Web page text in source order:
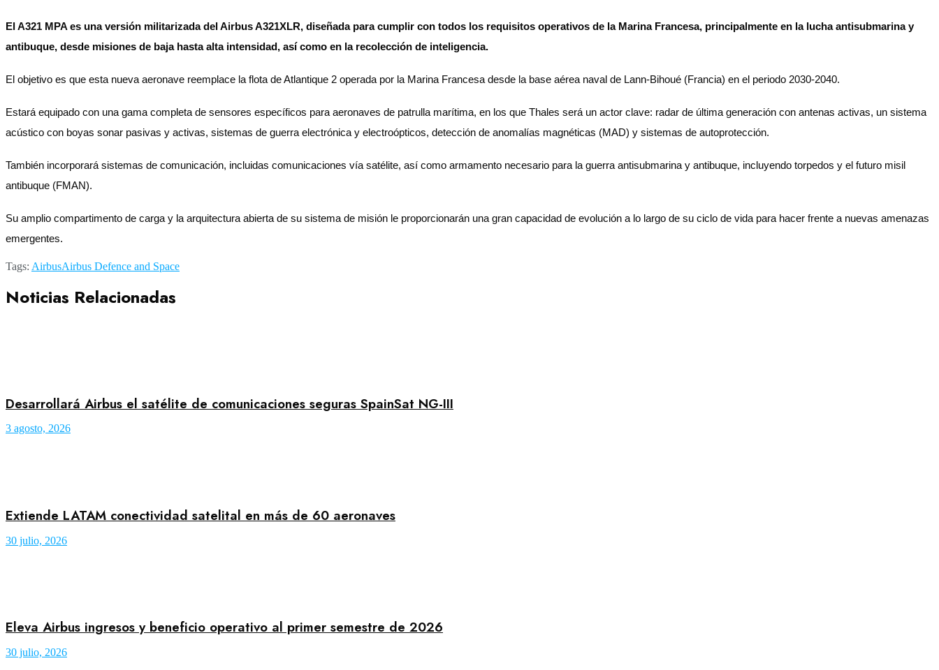
El A321 MPA es una versión militarizada del Airbus A321XLR, diseñada para cumplir con todos los requisitos operativos de la Marina Francesa, principalmente en la lucha antisubmarina y
antibuque, desde misiones de baja hasta alta intensidad, así como en la recolección de inteligencia.
El objetivo es que esta nueva aeronave reemplace la flota de Atlantique 2 operada por la Marina Francesa desde la base aérea naval de Lann-Bihoué (Francia) en el periodo 2030-2040.
Estará equipado con una gama completa de sensores específicos para aeronaves de patrulla marítima, en los que Thales será un actor clave: radar de última generación con antenas activas, un sistema
acústico con boyas sonar pasivas y activas, sistemas de guerra electrónica y electroópticos, detección de anomalías magnéticas (MAD) y sistemas de autoprotección.
También incorporará sistemas de comunicación, incluidas comunicaciones vía satélite, así como armamento necesario para la guerra antisubmarina y antibuque, incluyendo torpedos y el futuro misil
antibuque (FMAN).
Su amplio compartimento de carga y la arquitectura abierta de su sistema de misión le proporcionarán una gran capacidad de evolución a lo largo de su ciclo de vida para hacer frente a nuevas amenazas
emergentes.
Tags: AirbusAirbus Defence and Space
Noticias Relacionadas
Desarrollará Airbus el satélite de comunicaciones seguras SpainSat NG-III
3 agosto, 2026
Extiende LATAM conectividad satelital en más de 60 aeronaves
30 julio, 2026
Eleva Airbus ingresos y beneficio operativo al primer semestre de 2026
30 julio, 2026